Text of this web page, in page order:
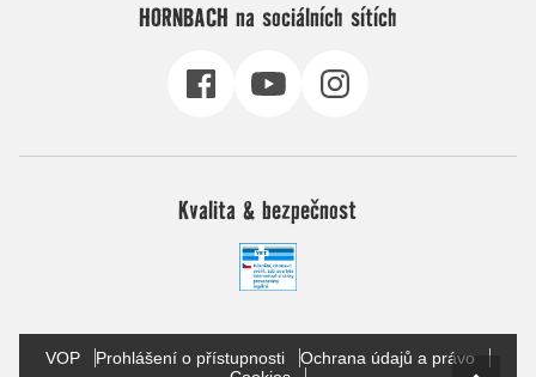
HORNBACH na sociálních sítích
Kvalita & bezpečnost
VOP Prohlášení o přístupnosti
Ochrana údajů a právo